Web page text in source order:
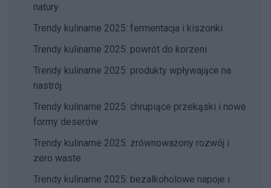
natury
Trendy kulinarne 2025: fermentacja i kiszonki
Trendy kulinarne 2025: powrót do korzeni
Trendy kulinarne 2025: produkty wpływające na
nastrój
Trendy kulinarne 2025: chrupiące przekąski i nowe
formy deserów
Trendy kulinarne 2025: zrównoważony rozwój i
zero waste
Trendy kulinarne 2025: bezalkoholowe napoje i